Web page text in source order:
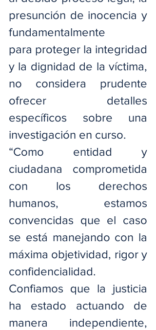
presunción de inocencia y
fundamentalmente
para proteger la integridad
y la dignidad de la víctima,
no considera prudente
ofrecer detalles
específicos sobre una
investigación en curso.
“Como entidad y
ciudadana comprometida
con los derechos
humanos, estamos
convencidas que el caso
se está manejando con la
máxima objetividad, rigor y
confidencialidad.
Confiamos que la justicia
ha estado actuando de
manera independiente,